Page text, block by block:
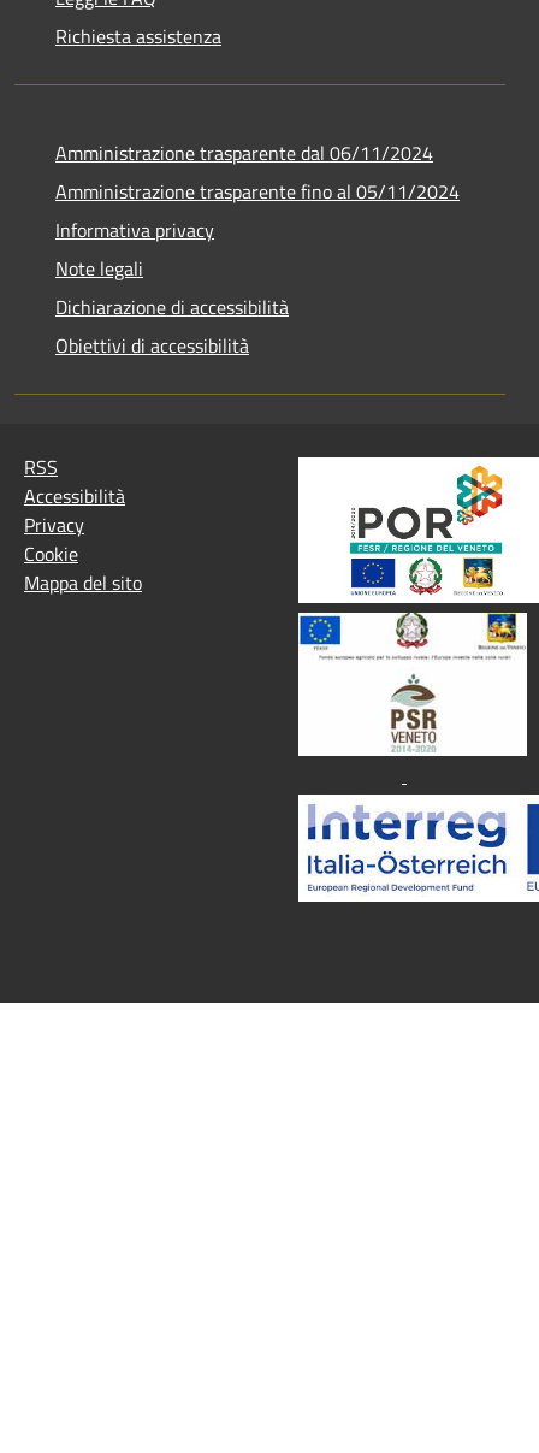
Richiesta assistenza
Amministrazione trasparente dal 06/11/2024
Amministrazione trasparente fino al 05/11/2024
Informativa privacy
Note legali
Dichiarazione di accessibilità
Obiettivi di accessibilità
RSS
Accessibilità
Privacy
Cookie
Mappa del sito